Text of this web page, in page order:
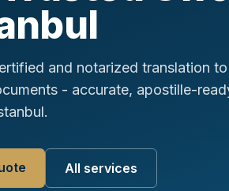
and notarized translation
- accurate, apostille-
All services